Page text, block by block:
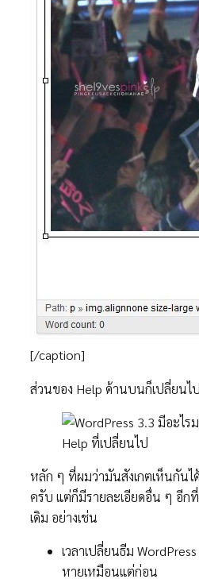
[/caption]
ส่วนของ Help ด้านบนก็เปลี่ยน
Help ที่เปลี่ยนไป
หลัก ๆ ที่ผมว่ามันสังเกตเห็นกัน
ครับ แต่ก็มีรายละเอียดอื่น ๆ อีก
เดิม อย่างเช่น
เวลาเปลี่ยนธีม
หายเหมือนแต่ก่อน